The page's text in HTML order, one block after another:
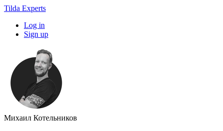
Tilda Experts
Log in
Sign up
Михаил Котельников